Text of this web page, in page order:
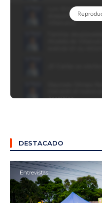
DESTACADO
Entrevistas